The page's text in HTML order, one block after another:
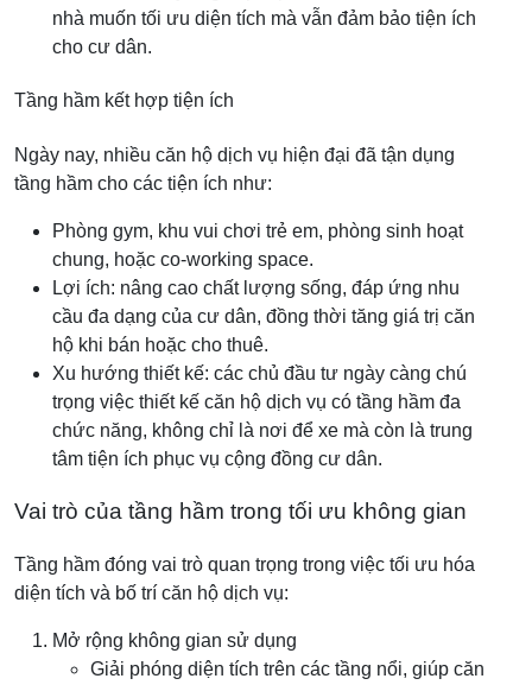
nhà muốn tối ưu diện tích mà vẫn đảm bảo tiện ích
cho cư dân.
Tầng hầm kết hợp tiện ích
Ngày nay, nhiều căn hộ dịch vụ hiện đại đã tận dụng
tầng hầm cho các tiện ích như:
Phòng gym, khu vui chơi trẻ em, phòng sinh hoạt
chung, hoặc co-working space.
Lợi ích: nâng cao chất lượng sống, đáp ứng nhu
cầu đa dạng của cư dân, đồng thời tăng giá trị căn
hộ khi bán hoặc cho thuê.
Xu hướng thiết kế: các chủ đầu tư ngày càng chú
trọng việc thiết kế căn hộ dịch vụ có tầng hầm đa
chức năng, không chỉ là nơi để xe mà còn là trung
tâm tiện ích phục vụ cộng đồng cư dân.
Vai trò của tầng hầm trong tối ưu không gian
Tầng hầm đóng vai trò quan trọng trong việc tối ưu hóa
diện tích và bố trí căn hộ dịch vụ:
Mở rộng không gian sử dụng
Giải phóng diện tích trên các tầng nổi, giúp căn